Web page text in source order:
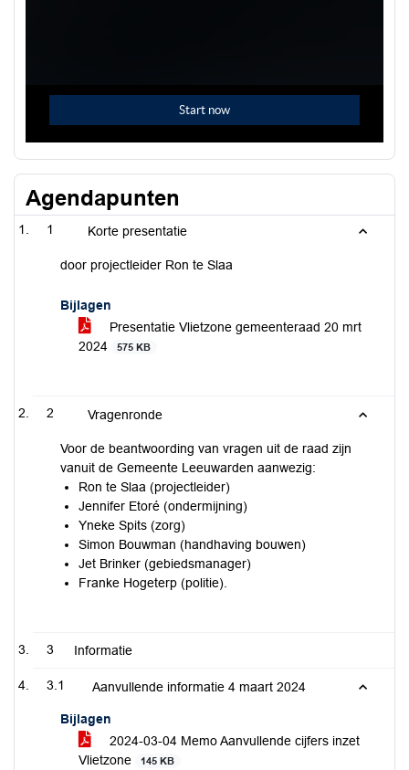
Agendapunten
1 Korte presentatie
door projectleider Ron te Slaa
Bijlagen
Presentatie Vlietzone gemeenteraad 20 mrt
2024
575 KB
2 Vragenronde
Voor de beantwoording van vragen uit de raad zijn
vanuit de Gemeente Leeuwarden aanwezig:
Ron te Slaa (projectleider)
Jennifer Etoré (ondermijning)
Yneke Spits (zorg)
Simon Bouwman (handhaving bouwen)
Jet Brinker (gebiedsmanager)
Franke Hogeterp (politie).
3 Informatie
3.1 Aanvullende informatie 4 maart 2024
Bijlagen
2024-03-04 Memo Aanvullende cijfers inzet
Vlietzone
145 KB